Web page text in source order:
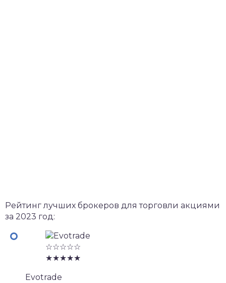
Рейтинг лучших брокеров для торговли акциями
за 2023 год:
☆☆☆☆☆
★★★★★
Evotrade